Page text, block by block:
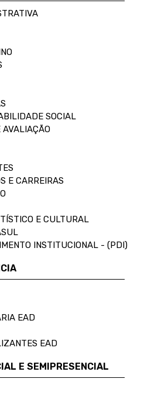
SOCIAL
AVALIAÇÃO
E CARREIRAS
E CULTURAL
INSTITUCIONAL - (PDI)
EAD
EAD
E SEMIPRESENCIAL